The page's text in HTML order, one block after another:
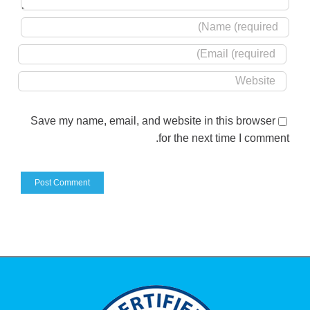
Save my name, email, and website in this browser
for the next time I comment.